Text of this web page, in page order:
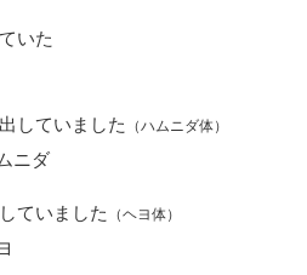
いた
していました （ハムニダ体）
ニダ
ていました （ヘヨ体）